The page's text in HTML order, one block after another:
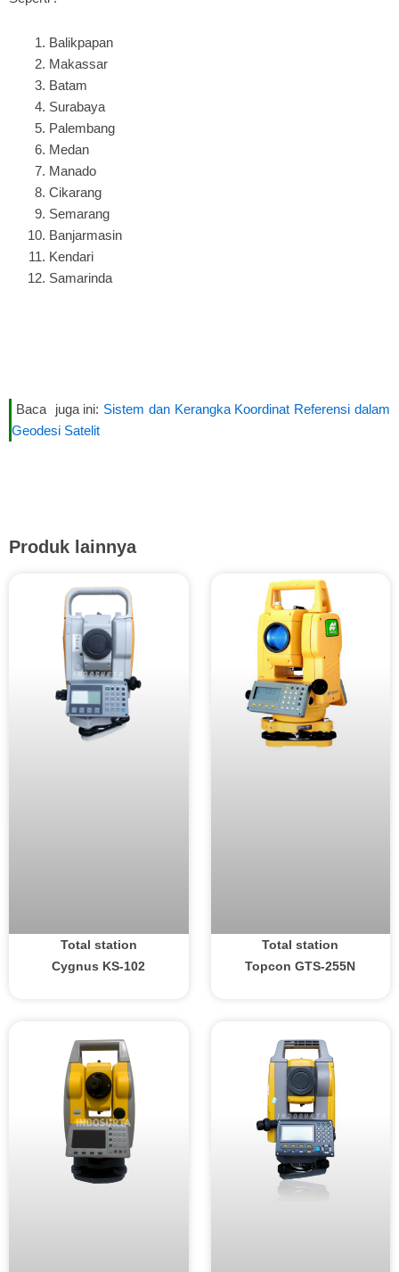
Balikpapan
Makassar
Batam
Surabaya
Palembang
Medan
Manado
Cikarang
Semarang
Banjarmasin
Kendari
Samarinda
Baca juga ini: Sistem dan Kerangka Koordinat Referensi dalam
Geodesi Satelit
Produk lainnya
Total station
Cygnus KS-102
Total station
Topcon GTS-255N